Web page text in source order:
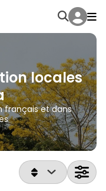
locales
français et dans